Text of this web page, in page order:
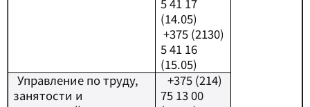
5 41 17
(14.05)
+375 (2130)
5 41 16
(15.05)
Управление по труду,
занятости и
+375 (214)
75 13 00